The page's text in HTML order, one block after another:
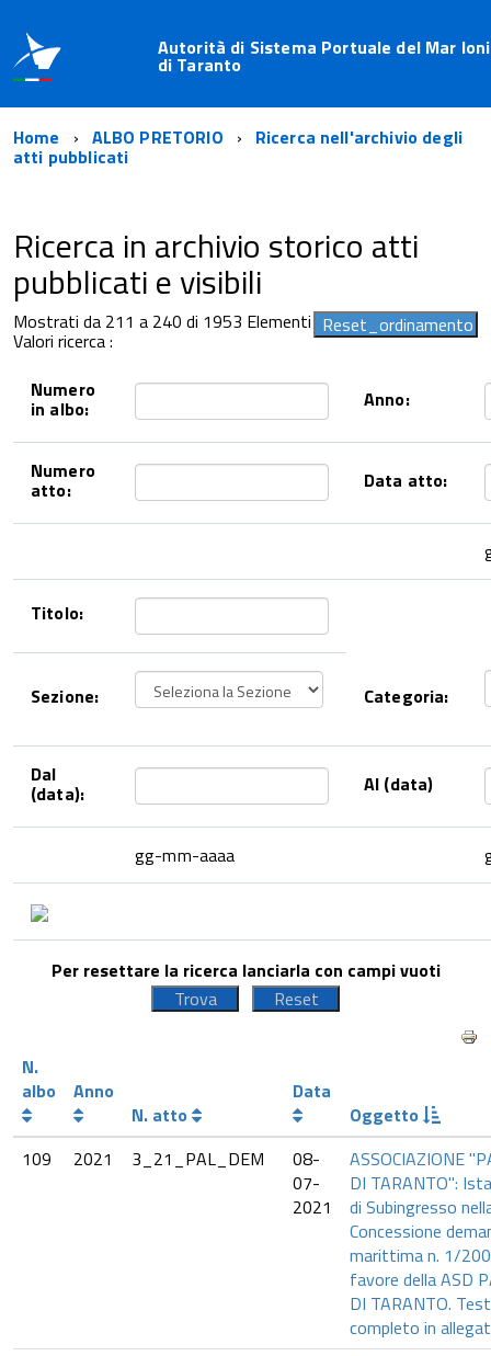
Autorità di Sistema Portuale del Mar
di Taranto
Home ALBO PRETORIO Ricerca nell'archivio degli
atti pubblicati
Ricerca in archivio storico atti
pubblicati e visibili
Mostrati da 211 a 240 di 1953 Elementi
Valori ricerca :
Numero
in albo: Anno:
Numero
atto: Data atto:
Titolo:
Sezione: Categoria:
Dal
(data): Al (data)
gg-mm-aaaa
Per resettare la ricerca lanciarla con campi vuoti
N.
albo
Anno
N. atto
Data
Oggetto
109
2021 3_21_PAL_DEM
08-
07-
2021
ASSOCIAZIONE
DI TARANTO":
di Subingresso
Concessione
marittima n. 1/
favore della ASD
DI TARANTO.
completo in